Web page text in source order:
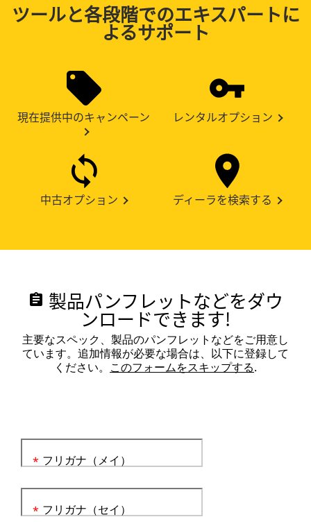
ツールと各段階でのエキスパートに
よるサポート
現在提供中のキャンペーン レンタルオプション
中古オプション ディーラを検索する
assignment 製品パンフレットなどをダウ
ンロードできます!
主要なスペック、製品のパンフレットなどをご用意し
ています。追加情報が必要な場合は、以下に登録して
ください。 このフォームをスキップする.
フリガナ（メイ）
*
フリガナ（セイ）
*